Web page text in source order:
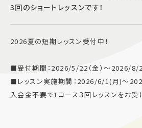
施設案内
アクセス＆駐車場
3回のショートレッスンです！
2026夏の短期レッスン受付中！
■受付期間：2026/5/22（金）～2026/8/
■レッスン実施期間：2026/6/1(月)～
入会金不要で1コース３回レッスンをお受